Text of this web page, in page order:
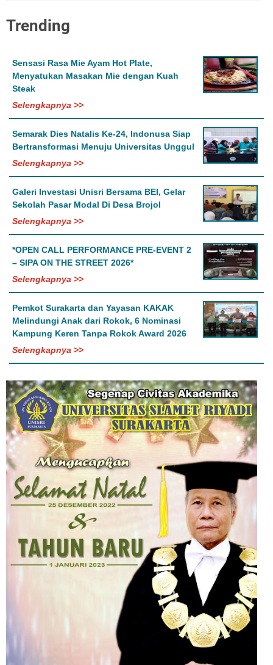
Trending
Sensasi Rasa Mie Ayam Hot Plate,
Menyatukan Masakan Mie dengan Kuah
Steak
Selengkapnya >>
Semarak Dies Natalis Ke-24, Indonusa Siap
Bertransformasi Menuju Universitas Unggul
Selengkapnya >>
Galeri Investasi Unisri Bersama BEI, Gelar
Sekolah Pasar Modal Di Desa Brojol
Selengkapnya >>
*OPEN CALL PERFORMANCE PRE-EVENT 2
– SIPA ON THE STREET 2026*
Selengkapnya >>
Pemkot Surakarta dan Yayasan KAKAK
Melindungi Anak dari Rokok, 6 Nominasi
Kampung Keren Tanpa Rokok Award 2026
Selengkapnya >>